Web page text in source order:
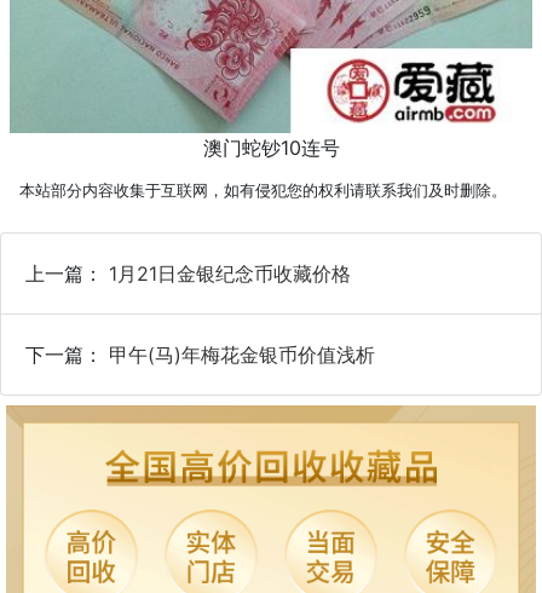
澳门蛇钞10连号
本站部分内容收集于互联网，如有侵犯您的权利请联系我们及时删除。
上一篇： 1月21日金银纪念币收藏价格
下一篇： 甲午(马)年梅花金银币价值浅析